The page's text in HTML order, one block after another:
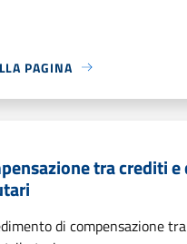
PAGINA
tra crediti
di compensazione